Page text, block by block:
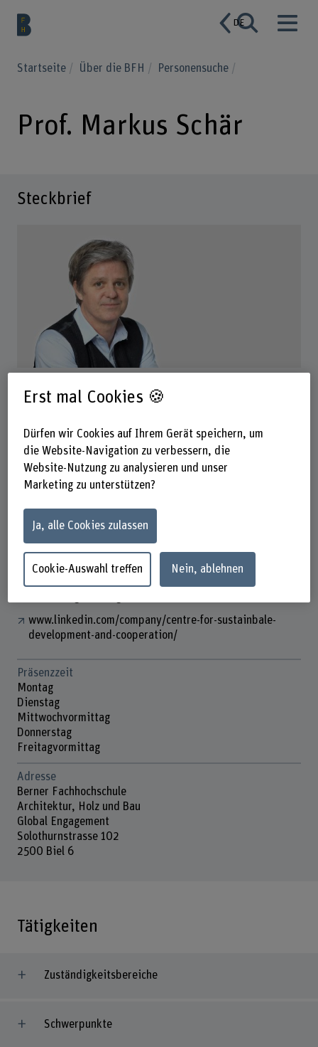
DE
Startseite Über die BFH Personensuche
Prof. Markus Schär
Steckbrief
Dozent
Kontakt
+41 32 344 17 44
Links
www.linkedin.com/company/centre-for-sustainbale-
development-and-cooperation/
Präsenzzeit
Montag
Dienstag
Mittwochvormittag
Donnerstag
Freitagvormittag
Adresse
Berner Fachhochschule
Architektur, Holz und Bau
Global Engagement
Solothurnstrasse 102
2500 Biel 6
Tätigkeiten
Zuständigkeitsbereiche
Schwerpunkte
Erst mal Cookies 🍪
Dürfen wir Cookies auf Ihrem Gerät speichern, um
die Website-Navigation zu verbessern, die
Website-Nutzung zu analysieren und unser
Marketing zu unterstützen?
Ja, alle Cookies zulassen
Cookie-Auswahl treffen Nein, ablehnen